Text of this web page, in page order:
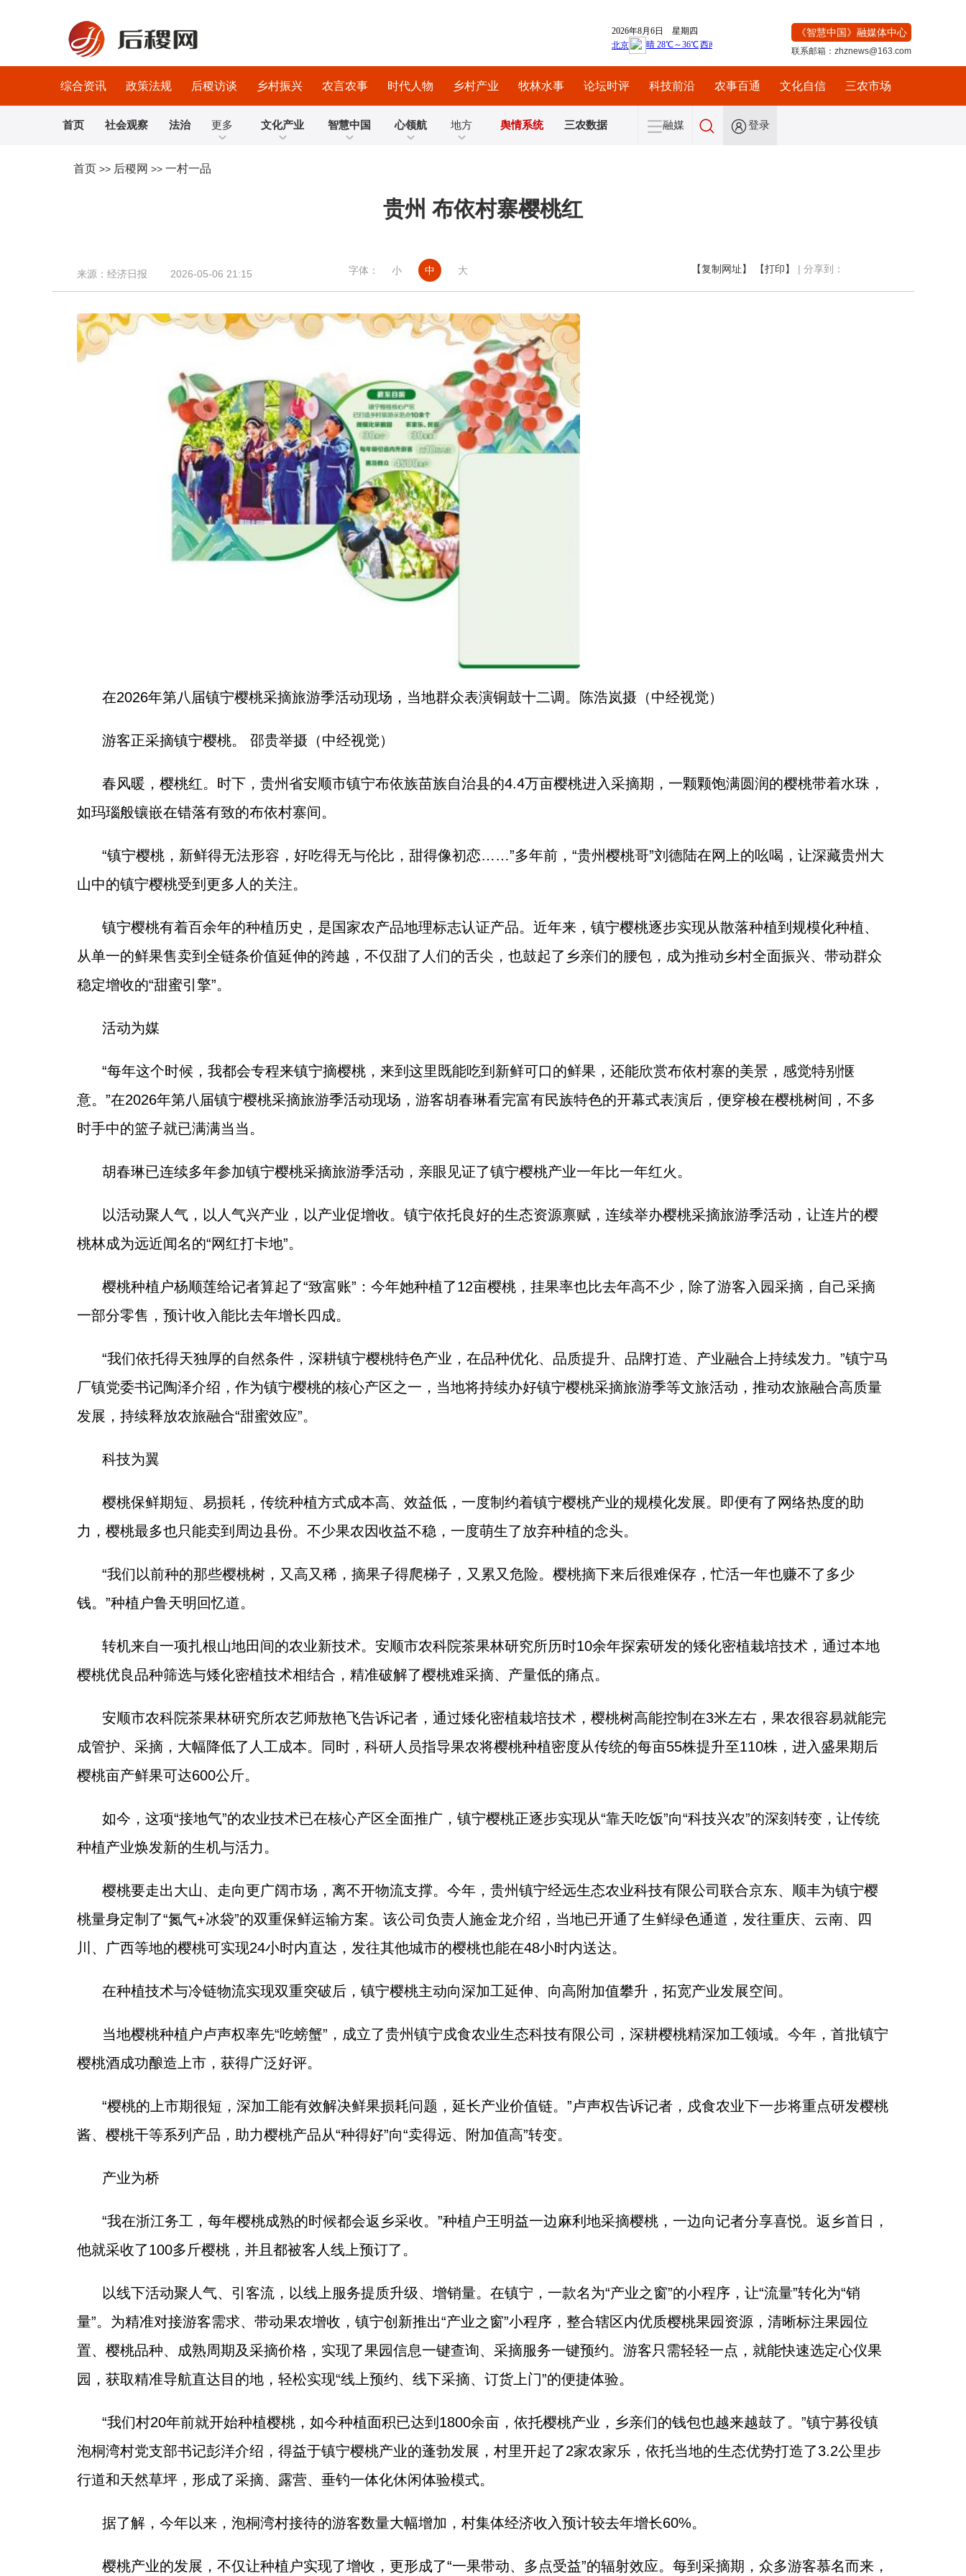
《智慧中国》融媒体中心
联系邮箱：zhznews@163.com
综合资讯 政策法规 后稷访谈 乡村振兴 农言农事 时代人物 乡村产业 牧林水事 论坛时评 科技前沿 农事百通 文化自信 三农市场
首页 社会观察 法治 更多 文化产业 智慧中国 心领航 地方 舆情系统 三农数据 融媒 登录
首页 >> 后稷网 >> 一村一品
贵州 布依村寨樱桃红
来源：经济日报 2026-05-06 21:15 字体： 小 中 大 【复制网址】 【打印】 | 分享到：
在2026年第八届镇宁樱桃采摘旅游季活动现场，当地群众表演铜鼓十二调。陈浩岚摄（中经视觉）
游客正采摘镇宁樱桃。 邵贵举摄（中经视觉）
春风暖，樱桃红。时下，贵州省安顺市镇宁布依族苗族自治县的4.4万亩樱桃进入采摘期，一颗颗饱满圆润的樱桃带着水珠，
如玛瑙般镶嵌在错落有致的布依村寨间。
“镇宁樱桃，新鲜得无法形容，好吃得无与伦比，甜得像初恋……”多年前，“贵州樱桃哥”刘德陆在网上的吆喝，让深藏贵州大
山中的镇宁樱桃受到更多人的关注。
镇宁樱桃有着百余年的种植历史，是国家农产品地理标志认证产品。近年来，镇宁樱桃逐步实现从散落种植到规模化种植、
从单一的鲜果售卖到全链条价值延伸的跨越，不仅甜了人们的舌尖，也鼓起了乡亲们的腰包，成为推动乡村全面振兴、带动群众
稳定增收的“甜蜜引擎”。
活动为媒
“每年这个时候，我都会专程来镇宁摘樱桃，来到这里既能吃到新鲜可口的鲜果，还能欣赏布依村寨的美景，感觉特别惬
意。”在2026年第八届镇宁樱桃采摘旅游季活动现场，游客胡春琳看完富有民族特色的开幕式表演后，便穿梭在樱桃树间，不多
时手中的篮子就已满满当当。
胡春琳已连续多年参加镇宁樱桃采摘旅游季活动，亲眼见证了镇宁樱桃产业一年比一年红火。
以活动聚人气，以人气兴产业，以产业促增收。镇宁依托良好的生态资源禀赋，连续举办樱桃采摘旅游季活动，让连片的樱
桃林成为远近闻名的“网红打卡地”。
樱桃种植户杨顺莲给记者算起了“致富账”：今年她种植了12亩樱桃，挂果率也比去年高不少，除了游客入园采摘，自己采摘
一部分零售，预计收入能比去年增长四成。
“我们依托得天独厚的自然条件，深耕镇宁樱桃特色产业，在品种优化、品质提升、品牌打造、产业融合上持续发力。”镇宁马
厂镇党委书记陶泽介绍，作为镇宁樱桃的核心产区之一，当地将持续办好镇宁樱桃采摘旅游季等文旅活动，推动农旅融合高质量
发展，持续释放农旅融合“甜蜜效应”。
科技为翼
樱桃保鲜期短、易损耗，传统种植方式成本高、效益低，一度制约着镇宁樱桃产业的规模化发展。即便有了网络热度的助
力，樱桃最多也只能卖到周边县份。不少果农因收益不稳，一度萌生了放弃种植的念头。
“我们以前种的那些樱桃树，又高又稀，摘果子得爬梯子，又累又危险。樱桃摘下来后很难保存，忙活一年也赚不了多少
钱。”种植户鲁天明回忆道。
转机来自一项扎根山地田间的农业新技术。安顺市农科院茶果林研究所历时10余年探索研发的矮化密植栽培技术，通过本地
樱桃优良品种筛选与矮化密植技术相结合，精准破解了樱桃难采摘、产量低的痛点。
安顺市农科院茶果林研究所农艺师敖艳飞告诉记者，通过矮化密植栽培技术，樱桃树高能控制在3米左右，果农很容易就能完
成管护、采摘，大幅降低了人工成本。同时，科研人员指导果农将樱桃种植密度从传统的每亩55株提升至110株，进入盛果期后
樱桃亩产鲜果可达600公斤。
如今，这项“接地气”的农业技术已在核心产区全面推广，镇宁樱桃正逐步实现从“靠天吃饭”向“科技兴农”的深刻转变，让传统
种植产业焕发新的生机与活力。
樱桃要走出大山、走向更广阔市场，离不开物流支撑。今年，贵州镇宁经远生态农业科技有限公司联合京东、顺丰为镇宁樱
桃量身定制了“氮气+冰袋”的双重保鲜运输方案。该公司负责人施金龙介绍，当地已开通了生鲜绿色通道，发往重庆、云南、四
川、广西等地的樱桃可实现24小时内直达，发往其他城市的樱桃也能在48小时内送达。
在种植技术与冷链物流实现双重突破后，镇宁樱桃主动向深加工延伸、向高附加值攀升，拓宽产业发展空间。
当地樱桃种植户卢声权率先“吃螃蟹”，成立了贵州镇宁戍食农业生态科技有限公司，深耕樱桃精深加工领域。今年，首批镇宁
樱桃酒成功酿造上市，获得广泛好评。
“樱桃的上市期很短，深加工能有效解决鲜果损耗问题，延长产业价值链。”卢声权告诉记者，戍食农业下一步将重点研发樱桃
酱、樱桃干等系列产品，助力樱桃产品从“种得好”向“卖得远、附加值高”转变。
产业为桥
“我在浙江务工，每年樱桃成熟的时候都会返乡采收。”种植户王明益一边麻利地采摘樱桃，一边向记者分享喜悦。返乡首日，
他就采收了100多斤樱桃，并且都被客人线上预订了。
以线下活动聚人气、引客流，以线上服务提质升级、增销量。在镇宁，一款名为“产业之窗”的小程序，让“流量”转化为“销
量”。为精准对接游客需求、带动果农增收，镇宁创新推出“产业之窗”小程序，整合辖区内优质樱桃果园资源，清晰标注果园位
置、樱桃品种、成熟周期及采摘价格，实现了果园信息一键查询、采摘服务一键预约。游客只需轻轻一点，就能快速选定心仪果
园，获取精准导航直达目的地，轻松实现“线上预约、线下采摘、订货上门”的便捷体验。
“我们村20年前就开始种植樱桃，如今种植面积已达到1800余亩，依托樱桃产业，乡亲们的钱包也越来越鼓了。”镇宁募役镇
泡桐湾村党支部书记彭洋介绍，得益于镇宁樱桃产业的蓬勃发展，村里开起了2家农家乐，依托当地的生态优势打造了3.2公里步
行道和天然草坪，形成了采摘、露营、垂钓一体化休闲体验模式。
据了解，今年以来，泡桐湾村接待的游客数量大幅增加，村集体经济收入预计较去年增长60%。
樱桃产业的发展，不仅让种植户实现了增收，更形成了“一果带动、多点受益”的辐射效应。每到采摘期，众多游客慕名而来，